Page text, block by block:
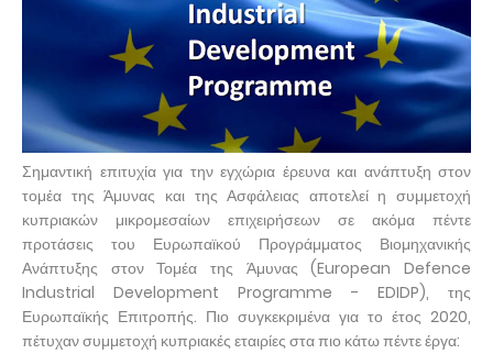
Σημαντική επιτυχία για την εγχώρια έρευνα και ανάπτυξη στον
τομέα της Άμυνας και της Ασφάλειας αποτελεί η συμμετοχή
κυπριακών μικρομεσαίων επιχειρήσεων σε ακόμα πέντε
προτάσεις του Ευρωπαϊκού Προγράμματος Βιομηχανικής
Ανάπτυξης στον Τομέα της Άμυνας (European Defence
Industrial Development Programme - EDIDP), της
Ευρωπαϊκής Επιτροπής. Πιο συγκεκριμένα για το έτος 2020,
πέτυχαν συμμετοχή κυπριακές εταιρίες στα πιο κάτω πέντε έργα: